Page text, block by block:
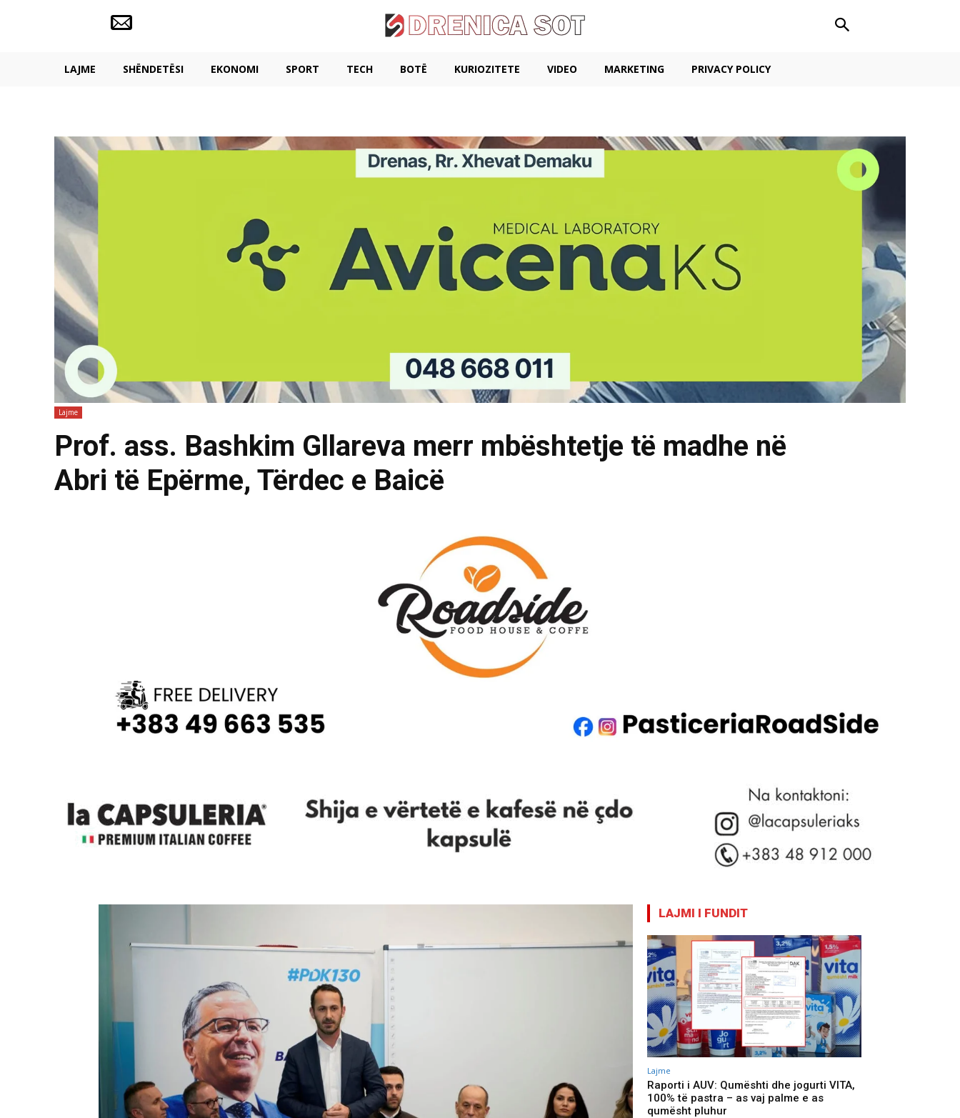
LAJME SHËNDETËSI EKONOMI SPORT TECH BOTË KURIOZITETE VIDEO MARKETING PRIVACY POLICY
Lajme
Prof. ass. Bashkim Gllareva merr mbështetje të madhe në
Abri të Epërme, Tërdec e Baicë
LAJMI I FUNDIT
Lajme
Raporti i AUV: Qumështi dhe jogurti VITA,
100% të pastra – as vaj palme e as
qumësht pluhur